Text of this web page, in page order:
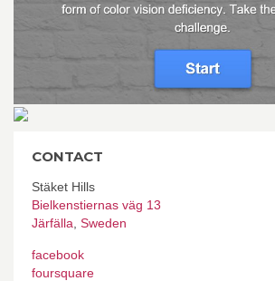
CONTACT
Stäket Hills
Bielkenstiernas väg 13
Järfälla Sweden
facebook
foursquare